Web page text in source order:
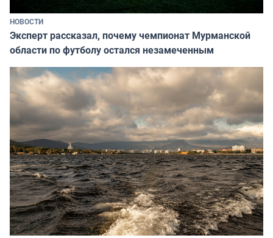
НОВОСТИ
Эксперт рассказал, почему чемпионат Мурманской
области по футболу остался незамеченным